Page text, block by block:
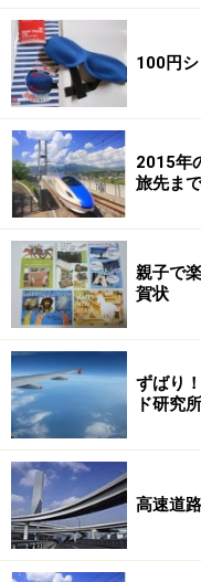
100円
2015年
旅先まで
親子で
賀状
ずばり
ド研究所
高速道